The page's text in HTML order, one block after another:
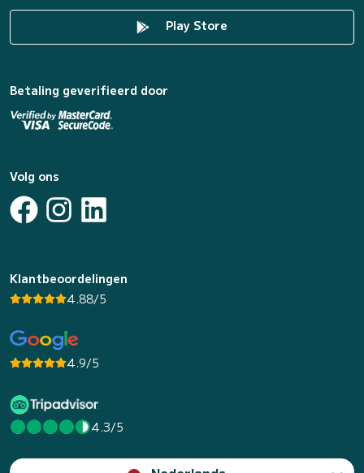
Play Store
Betaling geverifieerd door
Volg ons
Klantbeoordelingen
4.88/5
4.9/5
4.3/5